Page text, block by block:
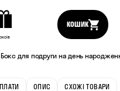
КОШИК
Бокс для подруги на день
ОПИС СХОЖІ ТОВАРИ